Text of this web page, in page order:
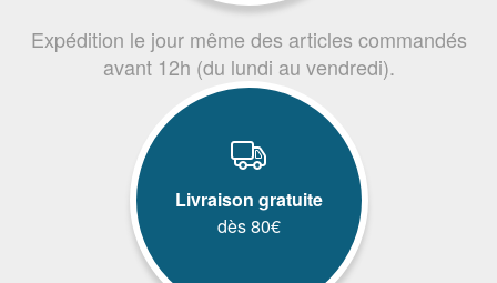
Expédition le jour même des articles commandés
avant 12h (du lundi au vendredi).
Livraison gratuite
dès 80€